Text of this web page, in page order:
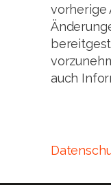
vorherige
auch